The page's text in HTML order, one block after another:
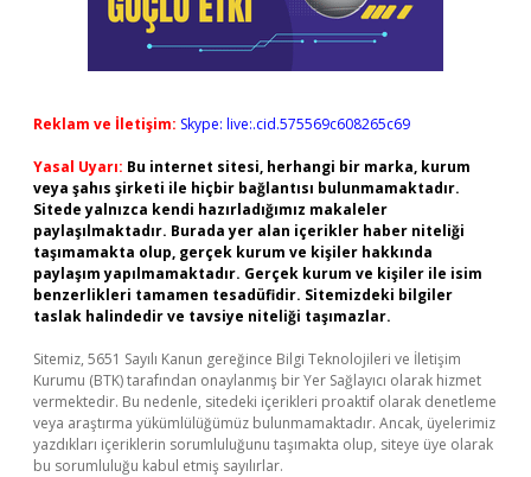
Reklam ve İletişim: Skype: live:.cid.575569c608265c69
Yasal Uyarı: Bu internet sitesi, herhangi bir marka, kurum
veya şahıs şirketi ile hiçbir bağlantısı bulunmamaktadır.
Sitede yalnızca kendi hazırladığımız makaleler
paylaşılmaktadır. Burada yer alan içerikler haber niteliği
taşımamakta olup, gerçek kurum ve kişiler hakkında
paylaşım yapılmamaktadır. Gerçek kurum ve kişiler ile isim
benzerlikleri tamamen tesadüfidir. Sitemizdeki bilgiler
taslak halindedir ve tavsiye niteliği taşımazlar.
Sitemiz, 5651 Sayılı Kanun gereğince Bilgi Teknolojileri ve İletişim
Kurumu (BTK) tarafından onaylanmış bir Yer Sağlayıcı olarak hizmet
vermektedir. Bu nedenle, sitedeki içerikleri proaktif olarak denetleme
veya araştırma yükümlülüğümüz bulunmamaktadır. Ancak, üyelerimiz
yazdıkları içeriklerin sorumluluğunu taşımakta olup, siteye üye olarak
bu sorumluluğu kabul etmiş sayılırlar.